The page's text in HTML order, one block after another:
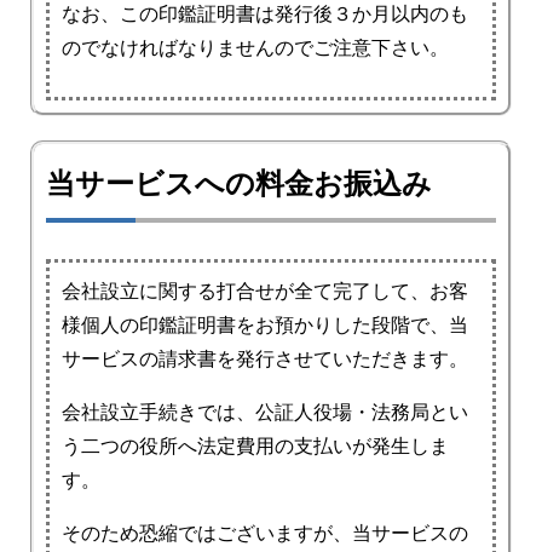
なお、この印鑑証明書は発行後３か月以内のも
のでなければなりませんのでご注意下さい。
当サービスへの料金お振込み
会社設立に関する打合せが全て完了して、お客
様個人の印鑑証明書をお預かりした段階で、当
サービスの請求書を発行させていただきます。
会社設立手続きでは、公証人役場・法務局とい
う二つの役所へ法定費用の支払いが発生しま
す。
そのため恐縮ではございますが、当サービスの